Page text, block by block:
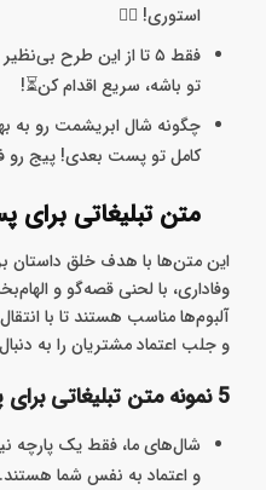
استوری! 👆🏻
فقط ۵ تا از این طرح
تو باشه، سریع اقدام کن⏳!
چگونه شال ابریشمت رو به
کامل تو پست بعدی! پیج رو
متن تبلیغاتی برای
این متن‌ها با هدف خلق داستان
وفاداری، با لحنی قصه‌گو و
آلبوم‌ها مناسب هستند تا با
و جلب اعتماد مشتریان را به
5 نمونه متن تبلیغاتی برای پست اینستاگرام
شال‌های ما، فقط یک پارچه
و اعتماد به نفس شما